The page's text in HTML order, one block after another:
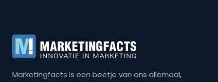
Marketingfacts is een beetje van ons allemaal,